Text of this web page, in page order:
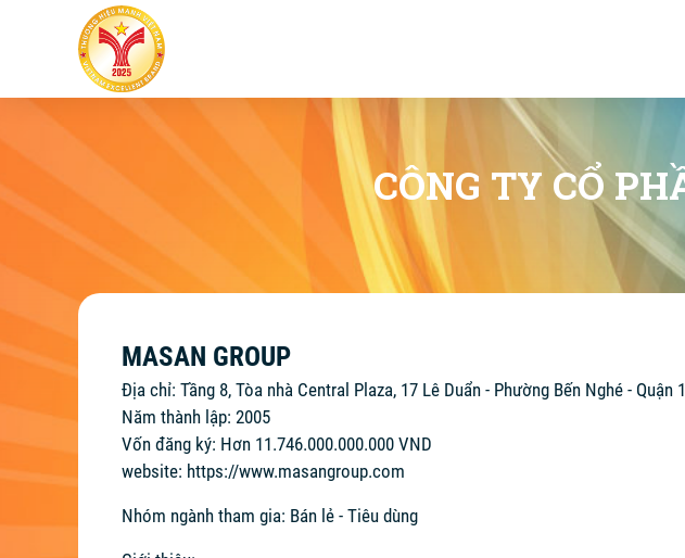
CÔNG TY CỔ
MASAN GROUP
Địa chỉ: Tầng 8, Tòa nhà Central Plaza, 17 Lê Duẩn - Phường Bến Nghé - Quận
Năm thành lập: 2005
Vốn đăng ký: Hơn 11.746.000.000.000 VND
website: https://www.masangroup.com
Nhóm ngành tham gia: Bán lẻ - Tiêu dùng